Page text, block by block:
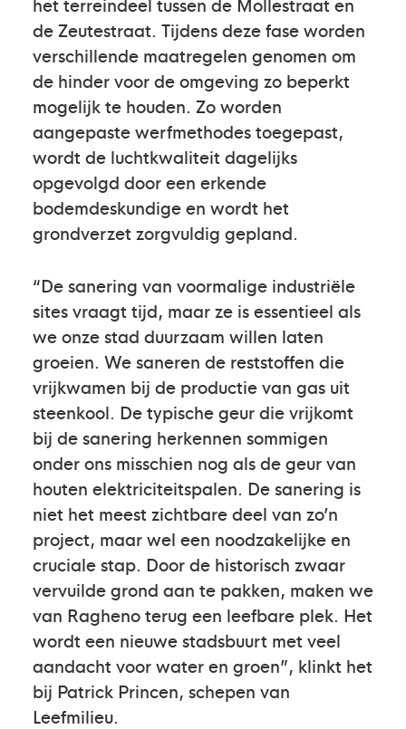
de Zeutestraat. Tijdens deze fase worden
verschillende maatregelen genomen om
de hinder voor de omgeving zo beperkt
mogelijk te houden. Zo worden
aangepaste werfmethodes toegepast,
wordt de luchtkwaliteit dagelijks
opgevolgd door een erkende
bodemdeskundige en wordt het
grondverzet zorgvuldig gepland.
“De sanering van voormalige industriële
sites vraagt tijd, maar ze is essentieel als
we onze stad duurzaam willen laten
groeien. We saneren de reststoffen die
vrijkwamen bij de productie van gas uit
steenkool. De typische geur die vrijkomt
bij de sanering herkennen sommigen
onder ons misschien nog als de geur van
houten elektriciteitspalen. De sanering is
niet het meest zichtbare deel van zo’n
project, maar wel een noodzakelijke en
cruciale stap. Door de historisch zwaar
vervuilde grond aan te pakken, maken we
van Ragheno terug een leefbare plek. Het
wordt een nieuwe stadsbuurt met veel
aandacht voor water en groen”, klinkt het
bij Patrick Princen, schepen van
Leefmilieu.